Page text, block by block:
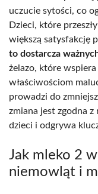
uczucie sytości, co
Dzieci, które
większą satysfakcję
to dostarcza
żelazo, które
właściwościom
prowadzi do
zmiana jest zgodna
dzieci i odgrywa
Jak mleko 2
niemowląt i